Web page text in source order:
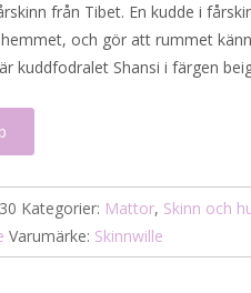
från Tibet. En kudde i
och gör att rummet
kuddfodralet Shansi i färgen
Kategorier: Mattor, Skinn och
Varumärke: Skinnwille